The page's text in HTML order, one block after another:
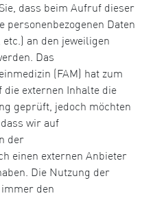
dass beim Aufruf dieser
Daten
an den jeweiligen
Das
(FAM) hat zum
externen Inhalte die
geprüft, jedoch möchten
wir auf
der
einen externen Anbieter
Die Nutzung der
den